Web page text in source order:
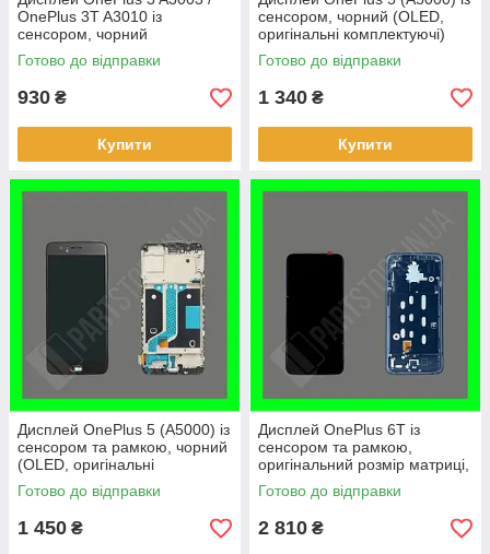
OnePlus 3T A3010 із
сенсором, чорний
(переклеєне скло)
Готово до відправки
930 ₴
Купити
сенсором, чорний (OLED,
оригінальні комплектуючі)
Готово до відправки
1 340 ₴
Купити
Дисплей OnePlus 5 (A5000) із
сенсором та рамкою, чорний
(OLED, оригінальні
комплектуючі)
Готово до відправки
1 450 ₴
Дисплей OnePlus 6T із
сенсором та рамкою,
оригінальний розмір матриці,
чорний (OLED, оригінальні
комплектуючі)
Готово до відправки
2 810 ₴